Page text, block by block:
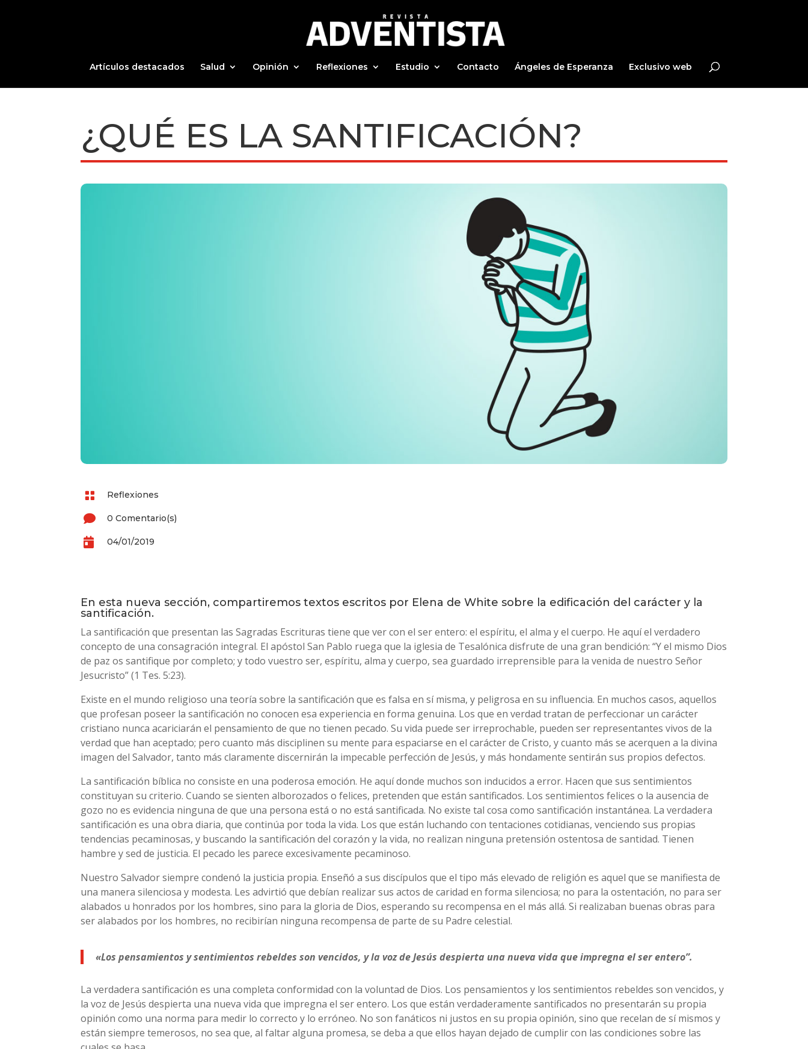
Artículos destacados Salud Opinión Reflexiones Estudio Contacto Ángeles de Esperanza Exclusivo web
¿QUÉ ES LA SANTIFICACIÓN?
 Reflexiones
 0 Comentario(s)
 04/01/2019
En esta nueva sección, compartiremos textos escritos por Elena de White sobre la edificación del carácter y la
santificación.
La santificación que presentan las Sagradas Escrituras tiene que ver con el ser entero: el espíritu, el alma y el cuerpo. He aquí el verdadero
concepto de una consagración integral. El apóstol San Pablo ruega que la iglesia de Tesalónica disfrute de una gran bendición: “Y el mismo Dios
de paz os santifique por completo; y todo vuestro ser, espíritu, alma y cuerpo, sea guardado irreprensible para la venida de nuestro Señor
Jesucristo” (1 Tes. 5:23).
Existe en el mundo religioso una teoría sobre la santificación que es falsa en sí misma, y peligrosa en su influencia. En muchos casos, aquellos
que profesan poseer la santificación no conocen esa experiencia en forma genuina. Los que en verdad tratan de perfeccionar un carácter
cristiano nunca acariciarán el pensamiento de que no tienen pecado. Su vida puede ser irreprochable, pueden ser representantes vivos de la
verdad que han aceptado; pero cuanto más disciplinen su mente para espaciarse en el carácter de Cristo, y cuanto más se acerquen a la divina
imagen del Salvador, tanto más claramente discernirán la impecable perfección de Jesús, y más hondamente sentirán sus propios defectos.
La santificación bíblica no consiste en una poderosa emoción. He aquí donde muchos son inducidos a error. Hacen que sus sentimientos
constituyan su criterio. Cuando se sienten alborozados o felices, pretenden que están santificados. Los sentimientos felices o la ausencia de
gozo no es evidencia ninguna de que una persona está o no está santificada. No existe tal cosa como santificación instantánea. La verdadera
santificación es una obra diaria, que continúa por toda la vida. Los que están luchando con tentaciones cotidianas, venciendo sus propias
tendencias pecaminosas, y buscando la santificación del corazón y la vida, no realizan ninguna pretensión ostentosa de santidad. Tienen
hambre y sed de justicia. El pecado les parece excesivamente pecaminoso.
Nuestro Salvador siempre condenó la justicia propia. Enseñó a sus discípulos que el tipo más elevado de religión es aquel que se manifiesta de
una manera silenciosa y modesta. Les advirtió que debían realizar sus actos de caridad en forma silenciosa; no para la ostentación, no para ser
alabados u honrados por los hombres, sino para la gloria de Dios, esperando su recompensa en el más allá. Si realizaban buenas obras para
ser alabados por los hombres, no recibirían ninguna recompensa de parte de su Padre celestial.
«Los pensamientos y sentimientos rebeldes son vencidos, y la voz de Jesús despierta una nueva vida que impregna el ser entero”.
La verdadera santificación es una completa conformidad con la voluntad de Dios. Los pensamientos y los sentimientos rebeldes son vencidos, y
la voz de Jesús despierta una nueva vida que impregna el ser entero. Los que están verdaderamente santificados no presentarán su propia
opinión como una norma para medir lo correcto y lo erróneo. No son fanáticos ni justos en su propia opinión, sino que recelan de sí mismos y
están siempre temerosos, no sea que, al faltar alguna promesa, se deba a que ellos hayan dejado de cumplir con las condiciones sobre las